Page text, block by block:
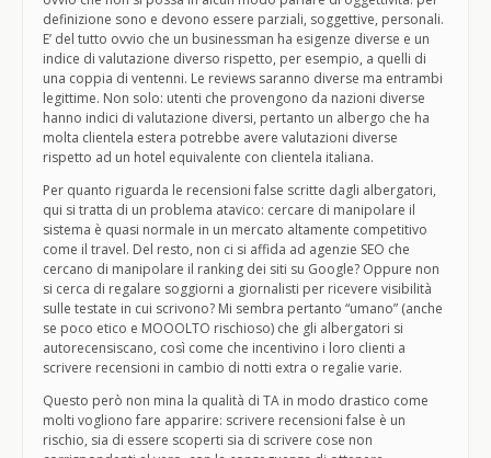
definizione sono e devono essere parziali, soggettive, personali.
E’ del tutto ovvio che un businessman ha esigenze diverse e un
indice di valutazione diverso rispetto, per esempio, a quelli di
una coppia di ventenni. Le reviews saranno diverse ma entrambi
legittime. Non solo: utenti che provengono da nazioni diverse
hanno indici di valutazione diversi, pertanto un albergo che ha
molta clientela estera potrebbe avere valutazioni diverse
rispetto ad un hotel equivalente con clientela italiana.
Per quanto riguarda le recensioni false scritte dagli albergatori,
qui si tratta di un problema atavico: cercare di manipolare il
sistema è quasi normale in un mercato altamente competitivo
come il travel. Del resto, non ci si affida ad agenzie SEO che
cercano di manipolare il ranking dei siti su Google? Oppure non
si cerca di regalare soggiorni a giornalisti per ricevere visibilità
sulle testate in cui scrivono? Mi sembra pertanto “umano” (anche
se poco etico e MOOOLTO rischioso) che gli albergatori si
autorecensiscano, così come che incentivino i loro clienti a
scrivere recensioni in cambio di notti extra o regalie varie.
Questo però non mina la qualità di TA in modo drastico come
molti vogliono fare apparire: scrivere recensioni false è un
rischio, sia di essere scoperti sia di scrivere cose non